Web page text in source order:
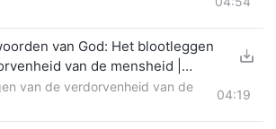
van God: Het blootleggen
van de mensheid |
van de verdorvenheid van de
04:19